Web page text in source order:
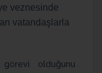
veznesinde
vatandaşlarla
olduğunu